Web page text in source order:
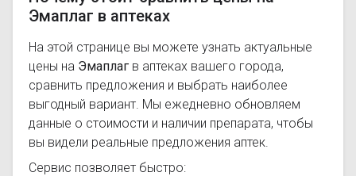
Эмаплаг в аптеках
На этой странице вы можете узнать актуальные
цены на Эмаплаг в аптеках вашего города,
сравнить предложения и выбрать наиболее
выгодный вариант. Мы ежедневно обновляем
данные о стоимости и наличии препарата, чтобы
вы видели реальные предложения аптек.
Сервис позволяет быстро: